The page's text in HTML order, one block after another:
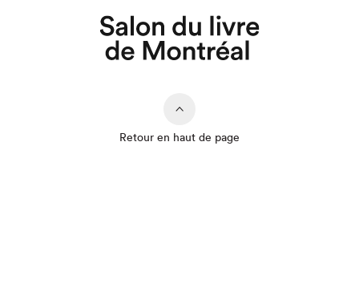
Retour en haut de page